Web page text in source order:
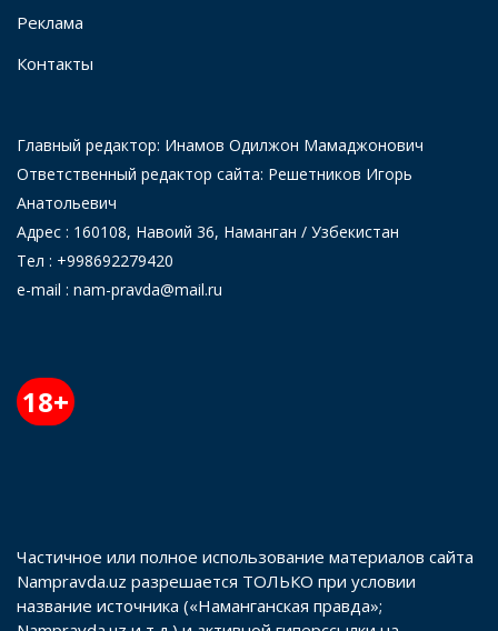
Реклама
Контакты
Главный редактор: Инамов Одилжон Мамаджонович
Ответственный редактор сайта: Решетников Игорь
Анатольевич
Адрес : 160108, Навоий 36, Наманган / Узбекистан
Тел : +998692279420
e-mail : nam-pravda@mail.ru
18+
Частичное или полное использование материалов сайта
Nampravda.uz разрешается ТОЛЬКО при условии
название источника («Наманганская правда»;